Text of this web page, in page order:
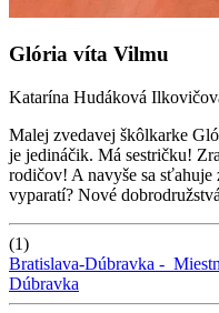
Glória víta Vilmu
Katarína Hudáková
Malej zvedavej škôlkarke
je jedináčik. Má sestričku!
rodičov! A navyše sa
vyparatí? Nové
(1)
Bratislava-Dúbravka -
Dúbravka